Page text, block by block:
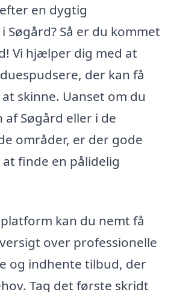
en dygtig
Søgård? Så er du kommet
Vi hjælper dig med at
der kan få
skinne. Uanset om du
Søgård eller i de
områder, er der gode
finde en pålidelig
kan du nemt få
over professionelle
og indhente tilbud, der
Tag det første skridt